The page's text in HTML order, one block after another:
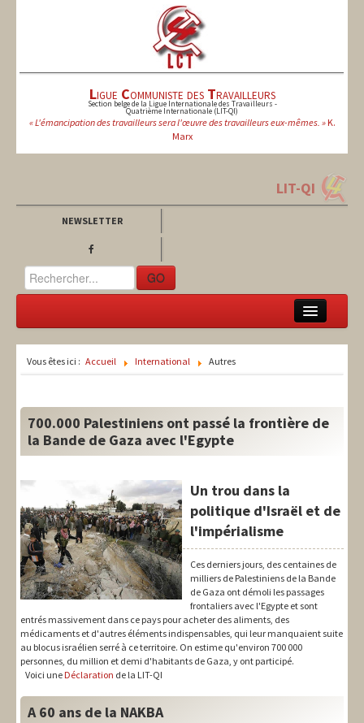
Ligue Communiste des Travailleurs
Section belge de la Ligue Internationale des Travailleurs -
Quatrième Internationale (LIT-QI)
« L'émancipation des travailleurs sera l'œuvre des travailleurs eux-mêmes. »K.
Marx
LIT-QI
NEWSLETTER
GO
National
International
Syndical
Social
Thèmes
Vous êtes ici : Accueil International Autres
700.000 Palestiniens ont passé la frontière de
la Bande de Gaza avec l'Egypte
Un trou dans la
politique d'Israël et de
l'impérialisme
Ces derniers jours, des centaines de
milliers de Palestiniens de la Bande
de Gaza ont démoli les passages
frontaliers avec l'Egypte et sont
entrés massivement dans ce pays pour acheter des aliments, des
médicaments et d'autres éléments indispensables, qui leur manquaient suite
au blocus israélien serré à ce territoire. On estime qu'environ 700 000
personnes, du million et demi d'habitants de Gaza, y ont participé.
Voici une Déclaration de la LIT-QI
A 60 ans de la NAKBA